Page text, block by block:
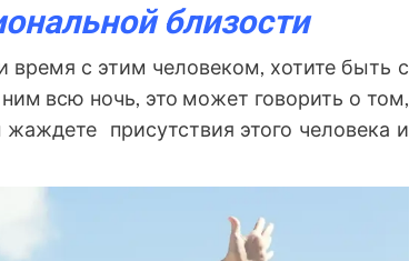
близости
с этим человеком, хотите быть с
всю ночь, это может говорить о том,
присутствия этого человека и